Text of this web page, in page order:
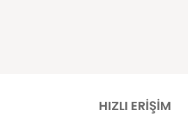
HIZLI ERİŞİM